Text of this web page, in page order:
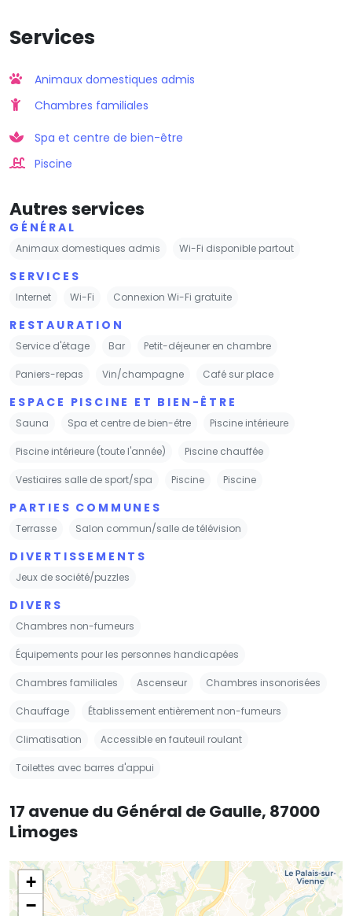
Services
Animaux domestiques admis
Chambres familiales
Spa et centre de bien-être
Piscine
Autres services
GÉNÉRAL
Animaux domestiques admis Wi-Fi disponible partout
SERVICES
Internet Wi-Fi Connexion Wi-Fi gratuite
RESTAURATION
Service d'étage Bar Petit-déjeuner en chambre
Paniers-repas Vin/champagne Café sur place
ESPACE PISCINE ET BIEN-ÊTRE
Sauna Spa et centre de bien-être Piscine intérieure
Piscine intérieure (toute l'année) Piscine chauffée
Vestiaires salle de sport/spa Piscine Piscine
PARTIES COMMUNES
Terrasse Salon commun/salle de télévision
DIVERTISSEMENTS
Jeux de société/puzzles
DIVERS
Chambres non-fumeurs
Équipements pour les personnes handicapées
Chambres familiales Ascenseur Chambres insonorisées
Chauffage Établissement entièrement non-fumeurs
Climatisation Accessible en fauteuil roulant
Toilettes avec barres d'appui
17 avenue du Général de Gaulle, 87000
Limoges
+
−